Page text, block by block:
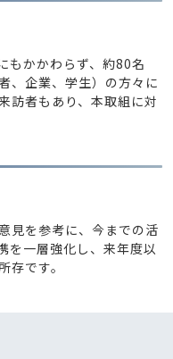
もかかわらず、約80名
、企業、学生）の方々に
訪者もあり、本取組に対
見を参考に、今までの活
を一層強化し、来年度以
です。